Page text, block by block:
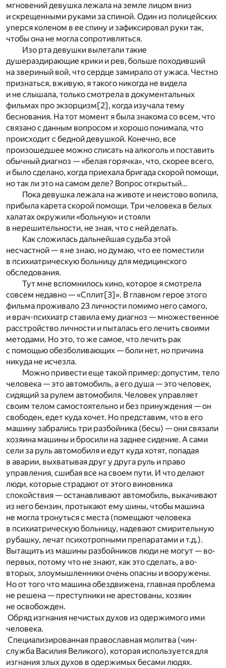
мгновений девушка лежала на земле лицом вниз
и скрещенными руками за спиной. Один из полицейских
уперся коленом в ее спину и зафиксировал руки так,
чтобы она не могла сопротивляться.
Изо рта девушки вылетали такие
душераздирающие крики и рев, больше походивший
на звериный вой, что сердце замирало от ужаса. Честно
признаться, вживую, я такого никогда не видела
и не слышала, только смотрела в документальных
фильмах про экзорцизм [2] , когда изучала тему
беснования. На тот момент я была знакома со всем, что
связано с данным вопросом и хорошо понимала, что
происходит с бедной девушкой. Конечно, все
произошедшее можно списать на алкоголь и поставить
обычный диагноз — «белая горячка», что, скорее всего,
и было сделано, когда приехала бригада скорой помощи,
но так ли это на самом деле? Вопрос открытый…
Пока девушка лежала на животе и неистово вопила,
прибыла карета скорой помощи. Три человека в белых
халатах окружили «больную» и стояли
в нерешительности, не зная, что с ней делать.
Как сложилась дальнейшая судьба этой
несчастной — я не знаю, но думаю, что ее поместили
в психиатрическую больницу для медицинского
обследования.
Тут мне вспомнилось кино, которое я смотрела
совсем недавно — «Сплит[3]». В главном герое этого
фильма проживало 23 личности помимо него самого,
и врач-психиатр ставила ему диагноз — множественное
расстройство личности и пыталась его лечить своими
методами. Но это, то же самое, что лечить рак
с помощью обезболивающих — боли нет, но причина
никуда не исчезла.
Можно привести еще такой пример: допустим, тело
человека — это автомобиль, а его душа — это человек,
сидящий за рулем автомобиля. Человек управляет
своим телом самостоятельно и без принуждения — он
свободен, едет куда хочет. Но представим, что в его
машину забрались три разбойника (бесы) — они связали
хозяина машины и бросили на заднее сидение. А сами
сели за руль автомобиля и едут куда хотят, попадая
в аварии, выхватывая друг у друга руль и право
управления, сшибая все на своем пути. И что делают
люди, которые страдают от этого виновника
спокойствия — останавливают автомобиль, выкачивают
из него бензин, протыкают ему шины, чтобы машина
не могла тронуться с места (помещают человека
в психиатрическую больницу, надевают смирительную
рубашку, лечат психотропными препаратами и т.д.).
Вытащить из машины разбойников люди не могут — во-
первых, потому что не знают, как это сделать, а во-
вторых, злоумышленники очень опасны и вооружены.
Но от того что машина обездвижена, главная проблема
не решена — преступники не арестованы, хозяин
не освобожден.
Обряд изгнания нечистых духов из одержимого ими
человека.
Специализированная православная молитва (чин-
служба Василия Великого), которая используется для
изгнания злых духов в одержимых бесами людях.